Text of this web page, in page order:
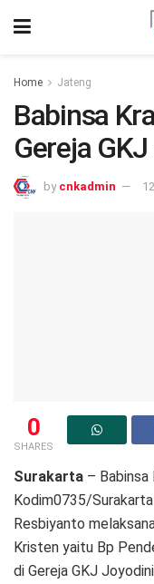
Home Jateng
Babinsa
Gereja
by cnkadmin
0
SHARES
Surakarta – Babinsa
Kodim0735/
Resbiyanto
Kristen yaitu Bp
di Gereja GKJ